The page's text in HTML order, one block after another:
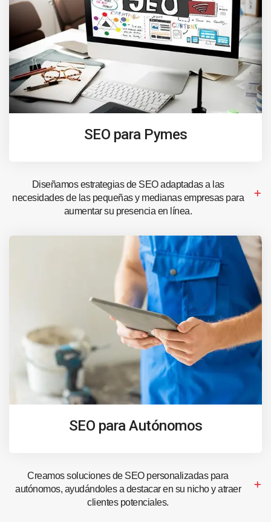
SEO para Pymes
Diseñamos estrategias de SEO adaptadas a las
necesidades de las pequeñas y medianas empresas para
aumentar su presencia en línea.
SEO para Autónomos
Creamos soluciones de SEO personalizadas para
autónomos, ayudándoles a destacar en su nicho y atraer
clientes potenciales.